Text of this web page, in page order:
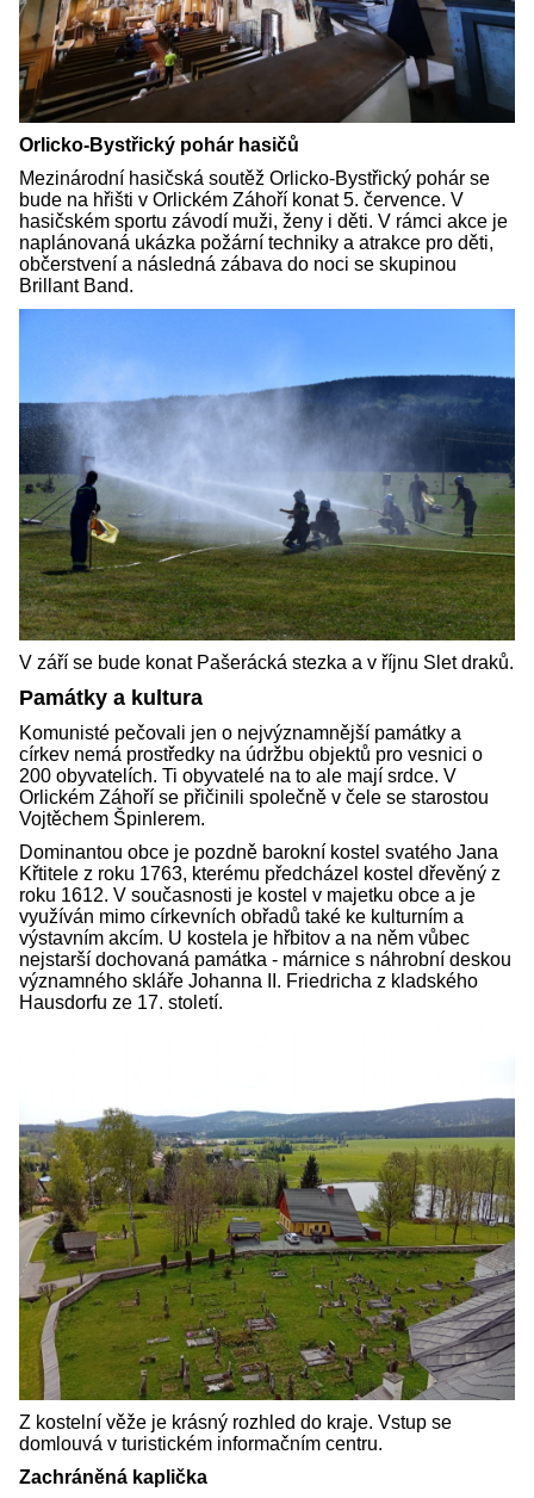
Orlicko-Bystřický pohár hasičů
Mezinárodní hasičská soutěž Orlicko-Bystřický pohár se
bude na hřišti v Orlickém Záhoří konat 5. července. V
hasičském sportu závodí muži, ženy i děti. V rámci akce je
naplánovaná ukázka požární techniky a atrakce pro děti,
občerstvení a následná zábava do noci se skupinou
Brillant Band.
V září se bude konat Pašerácká stezka a v říjnu Slet draků.
Památky a kultura
Komunisté pečovali jen o nejvýznamnější památky a
církev nemá prostředky na údržbu objektů pro vesnici o
200 obyvatelích. Ti obyvatelé na to ale mají srdce. V
Orlickém Záhoří se přičinili společně v čele se starostou
Vojtěchem Špinlerem.
Dominantou obce je pozdně barokní kostel svatého Jana
Křtitele z roku 1763, kterému předcházel kostel dřevěný z
roku 1612. V současnosti je kostel v majetku obce a je
využíván mimo církevních obřadů také ke kulturním a
výstavním akcím. U kostela je hřbitov a na něm vůbec
nejstarší dochovaná památka - márnice s náhrobní deskou
významného skláře Johanna II. Friedricha z kladského
Hausdorfu ze 17. století.
Z kostelní věže je krásný rozhled do kraje. Vstup se
domlouvá v turistickém informačním centru.
Zachráněná kaplička